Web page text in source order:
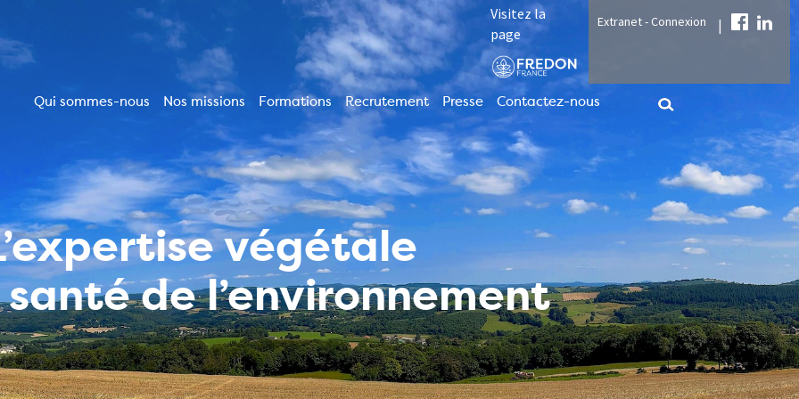
Visitez la
page
Extranet - Connexion |
Navigation
principale
Qui sommes-nous Nos missions Formations Recrutement Presse Contactez-nous
végétale
de l’environnement